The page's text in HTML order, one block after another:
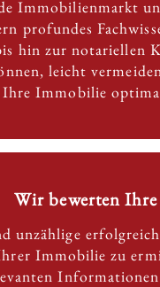
Immobilienmarkt
profundes
hin zur notariellen
leicht
Immobilie
Wir bewerten
unzählige
Immobilie zu